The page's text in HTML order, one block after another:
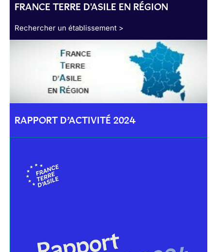
FRANCE TERRE D'ASILE EN RÉGION
Rechercher un établissement >
RAPPORT D’ACTIVITÉ 2024